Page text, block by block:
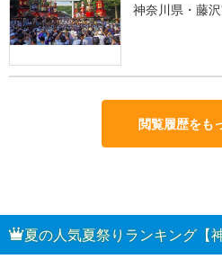
神奈川県・藤
閲覧履歴をも
夏の人気夏祭りランキング【